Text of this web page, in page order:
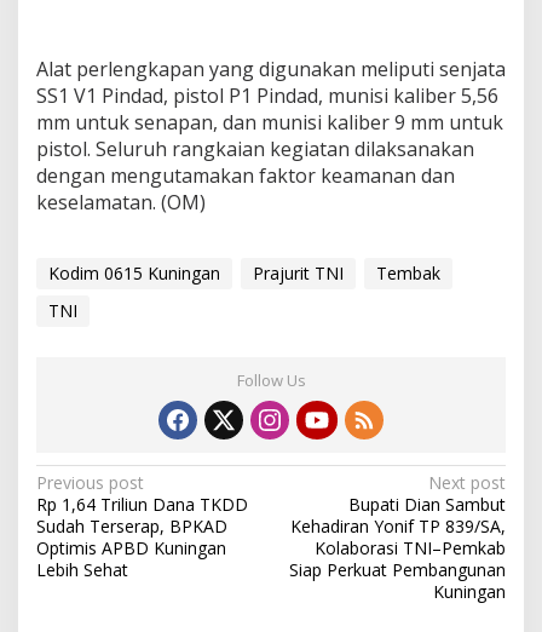
Alat perlengkapan yang digunakan meliputi senjata
SS1 V1 Pindad, pistol P1 Pindad, munisi kaliber 5,56
mm untuk senapan, dan munisi kaliber 9 mm untuk
pistol. Seluruh rangkaian kegiatan dilaksanakan
dengan mengutamakan faktor keamanan dan
keselamatan. (OM)
Kodim 0615 Kuningan Prajurit TNI
Tembak
TNI
Follow Us
Post
navigation
Previous post
Rp 1,64 Triliun Dana TKDD
Sudah Terserap, BPKAD
Optimis APBD Kuningan
Lebih Sehat
Next post
Bupati Dian Sambut
Kehadiran Yonif TP 839/SA,
Kolaborasi TNI–Pemkab
Siap Perkuat Pembangunan
Kuningan